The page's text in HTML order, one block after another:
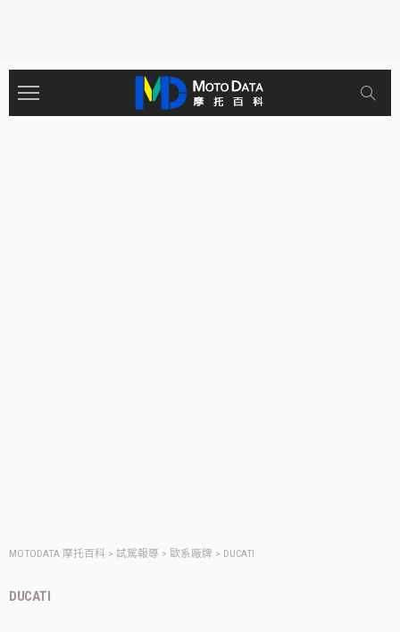
MOTODATA 摩托百科 > 試駕報導 > 歐系廠牌 > DUCATI
DUCATI